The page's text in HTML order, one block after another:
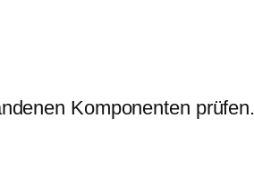
Komponenten prüfen.